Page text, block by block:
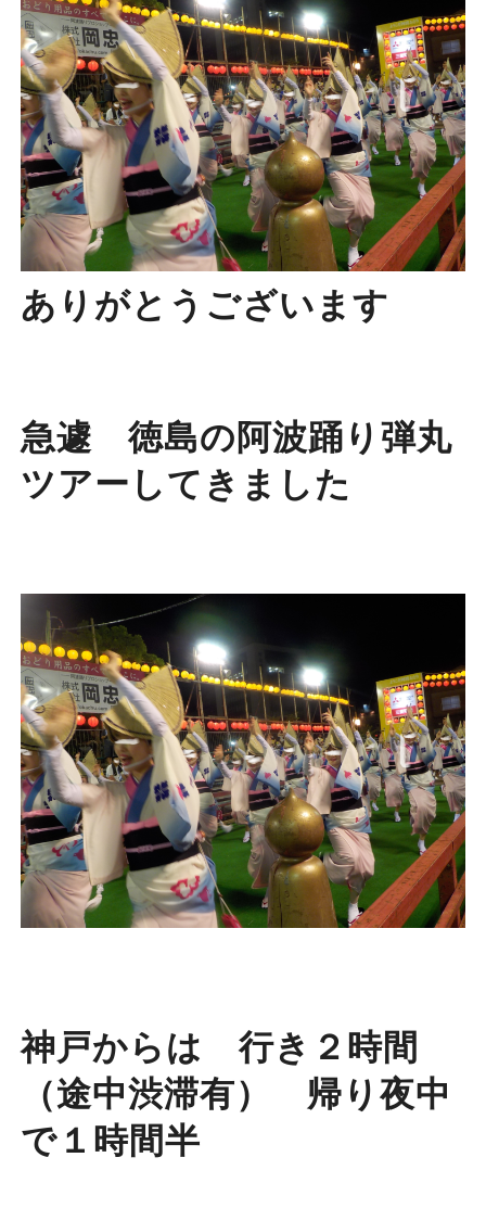
ありがとうございます
急遽 徳島の阿波踊り弾丸
ツアーしてきました
神戸からは 行き２時間
（途中渋滞有） 帰り夜中
で１時間半